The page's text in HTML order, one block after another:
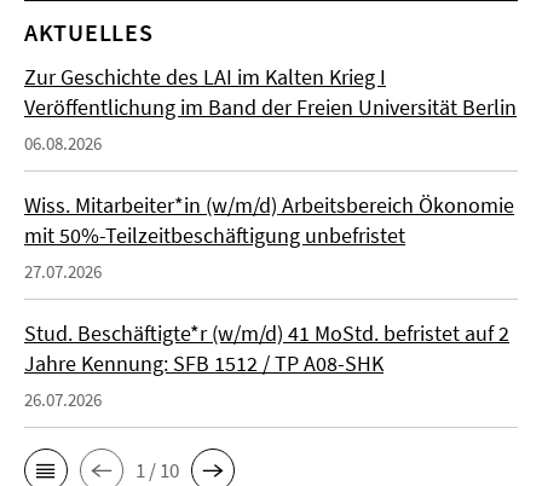
AKTUELLES
Zur Geschichte des LAI im Kalten Krieg I
Veröffentlichung im Band der Freien Universität Berlin
06.08.2026
Wiss. Mitarbeiter*in (w/m/d) Arbeitsbereich Ökonomie
mit 50%-Teilzeitbeschäftigung unbefristet
27.07.2026
Stud. Beschäftigte*r (w/m/d) 41 MoStd. befristet auf 2
Jahre Kennung: SFB 1512 / TP A08-SHK
26.07.2026
1 / 10